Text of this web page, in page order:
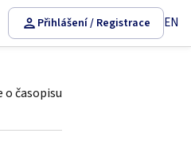
Přihlášení / Registrace EN
časopisu